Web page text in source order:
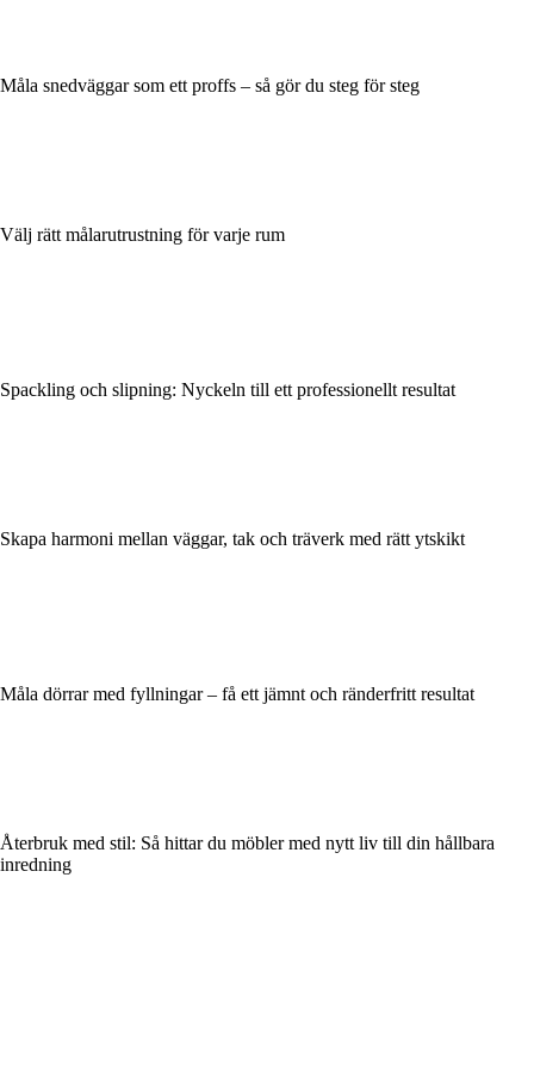
Måla snedväggar som ett proffs – så gör du steg för steg
Välj rätt målarutrustning för varje rum
Spackling och slipning: Nyckeln till ett professionellt resultat
Skapa harmoni mellan väggar, tak och träverk med rätt ytskikt
Måla dörrar med fyllningar – få ett jämnt och ränderfritt resultat
Återbruk med stil: Så hittar du möbler med nytt liv till din hållbara
inredning